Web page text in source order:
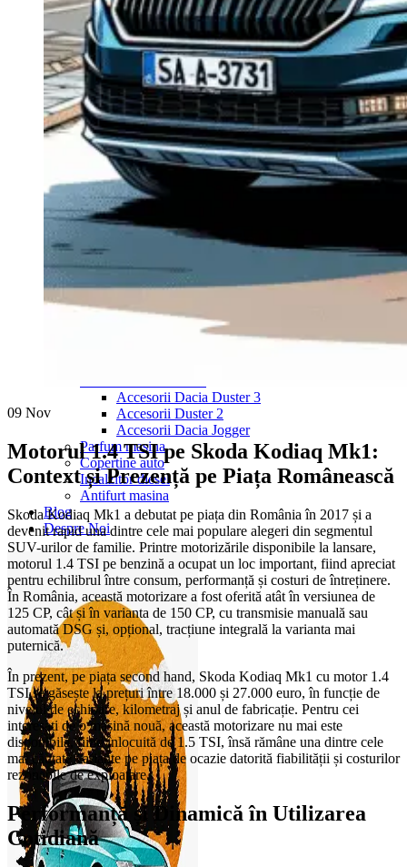
Navigație Mercedes W211
Navigație Mercedes Sprinter
Passat
Navigație Passat B5
Navigație Passat B5 5
Navigație Passat B6
Navigație Passat B7
Navigație Passat B8
Navigație Passat CC
Skoda
Navigație Skoda Fabia 1
Navigație Skoda Fabia 2
Navigație Skoda Octavia 1
Navigație Skoda Octavia 3
Navigație Skoda Rapid
Navigație Skoda Superb 1
Navigație Skoda Superb 2
Portbagaj Plafon Auto
Accesorii Dacia Duster 3
Accesorii Duster 2
Accesorii Dacia Jogger
Parfum masina
Copertine auto
Incalzitor diesel
Antifurt masina
Blog
Despre Noi
09 Nov
Motorul 1.4 TSI pe Skoda Kodiaq Mk1:
Context și Prezență pe Piața Românească
Skoda Kodiaq Mk1 a debutat pe piața din România în 2017 și a
devenit rapid una dintre cele mai populare alegeri din segmentul
SUV-urilor de familie. Printre motorizările disponibile la lansare,
motorul 1.4 TSI pe benzină a ocupat un loc important, fiind apreciat
pentru echilibrul între consum, performanță și costuri de întreținere.
În România, această motorizare a fost oferită atât în versiunea de
125 CP, cât și în varianta de 150 CP, cu transmisie manuală sau
automată DSG și, opțional, tracțiune integrală la varianta mai
puternică.
În prezent, pe piața second hand, Skoda Kodiaq Mk1 cu motor 1.4
TSI se găsește la prețuri între 18.000 și 27.000 euro, în funcție de
nivelul de echipare, kilometraj și anul de fabricație. Pentru cei
interesați de o mașină nouă, această motorizare nu mai este
disponibilă, fiind înlocuită de 1.5 TSI, însă rămâne una dintre cele
mai căutate variante pe piața de ocazie datorită fiabilității și costurilor
rezonabile de exploatare.
Performanță și Dinamică în Utilizarea
Cotidiană